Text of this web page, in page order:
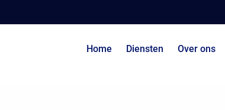
Home Diensten Over ons